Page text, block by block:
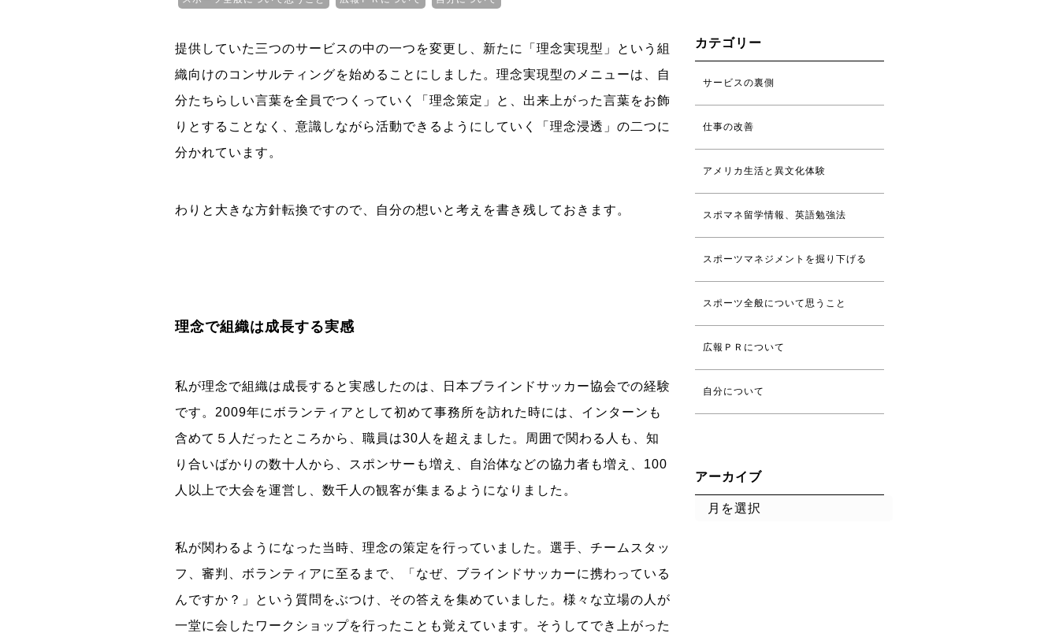
提供していた三つのサービスの中の一つを変更し、新たに「理念実現型」という組
織向けのコンサルティングを始めることにしました。理念実現型のメニューは、自
分たちらしい言葉を全員でつくっていく「理念策定」と、出来上がった言葉をお飾
りとすることなく、意識しながら活動できるようにしていく「理念浸透」の二つに
分かれています。
わりと大きな方針転換ですので、自分の想いと考えを書き残しておきます。
理念で組織は成長する実感
私が理念で組織は成長すると実感したのは、日本ブラインドサッカー協会での経験
です。2009年にボランティアとして初めて事務所を訪れた時には、インターンも
含めて５人だったところから、職員は30人を超えました。周囲で関わる人も、知
り合いばかりの数十人から、スポンサーも増え、自治体などの協力者も増え、100
人以上で大会を運営し、数千人の観客が集まるようになりました。
私が関わるようになった当時、理念の策定を行っていました。選手、チームスタッ
フ、審判、ボランティアに至るまで、「なぜ、ブラインドサッカーに携わっている
んですか？」という質問をぶつけ、その答えを集めていました。様々な立場の人が
一堂に会したワークショップを行ったことも覚えています。そうしてでき上がった
カテゴリー
サービスの裏側
仕事の改善
アメリカ生活と異文化体験
スポマネ留学情報、英語勉強法
スポーツマネジメントを掘り下げる
スポーツ全般について思うこと
広報ＰＲについて
自分について
アーカイブ